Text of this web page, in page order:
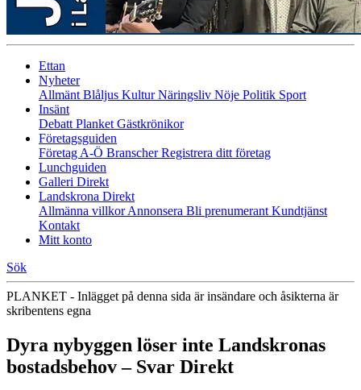
Ettan
Nyheter
Allmänt Blåljus KulturNäringsliv Nöje Politik Sport
Insänt
Debatt Planket Gästkrönikor
Företagsguiden
Företag A-Ö BranscherRegistrera ditt företag
Lunchguiden
Galleri Direkt
Landskrona Direkt
Allmänna villkorAnnonsera Bli prenumerant Kundtjänst
Kontakt
Mitt konto
Sök
PLANKET - Inlägget på denna sida är insändare och åsikterna är
skribentens egna
Dyra nybyggen löser inte Landskronas
bostadsbehov – Svar Direkt